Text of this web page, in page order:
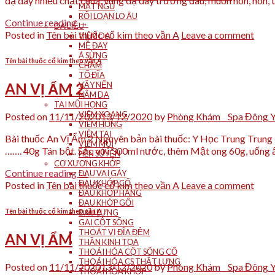
MẤT NGỦ
RỐI LOẠN LO ÂU
DA LIỄU
VIÊM DA
MỀ ĐAY
Á SỪNG
CHÀM
TỔ ĐĨA
VẨY NẾN
NẤM DA
TAI MŨI HỌNG
VIÊM XOANG
VIÊM HỌNG
VIÊM TAI
VIÊM MŨI
HEN SUYỄN
CƠ XƯƠNG KHỚP
ĐAU VAI GÁY
ĐAU KHỚP CỔ
ĐAU KHỚP HÁNG
ĐAU KHỚP GỐI
ĐAU LƯNG
GAI CỘT SỐNG
THOÁT VỊ ĐĨA ĐỆM
THẦN KINH TỌA
THOÁI HÓA CỘT SỐNG CỔ
THOÁI HÓA CS THẮT LƯNG
THOÁI HÓA KHỚP
Continue reading→
Posted in Tên bài thuốc cổ kim theo vần A Leave a comment
Tên bài thuốc cổ kim theo vần A
AN VỊ ẨM 2
Posted on 11/11/202013/12/2020by Phòng Khám _ Spa
Bài thuốc An Vị Ẩm 2 Nguyên bản bài thuốc: Y Học Trung
……. 40g Tán bột. Sắc với 300ml nước, thêm Mật ong 60g, uống
Continue reading→
Posted in Tên bài thuốc cổ kim theo vần A Leave a comment
Tên bài thuốc cổ kim theo vần A
AN VỊ ẨM
Posted on 11/11/202013/12/2020byPhòng Khám _ Spa